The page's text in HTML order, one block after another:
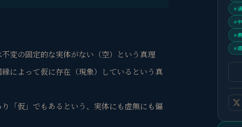
変の固定的な実体がない（空）という真理
によって仮に存在（現象）しているという真
「仮」でもあるという、実体にも虚無にも偏
#
#
#
#